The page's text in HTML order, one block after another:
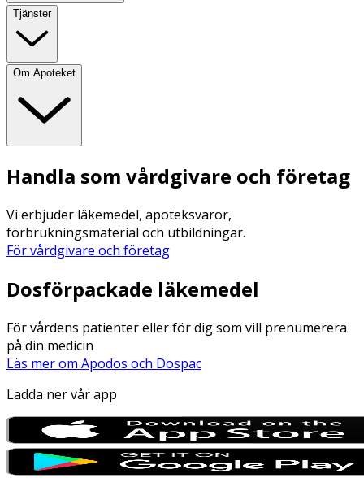
Tjänster
Om Apoteket
Handla som vårdgivare och företag
Vi erbjuder läkemedel, apoteksvaror,
förbrukningsmaterial och utbildningar.
För vårdgivare och företag
Dosförpackade läkemedel
För vårdens patienter eller för dig som vill prenumerera
på din medicin
Läs mer om Apodos och Dospac
Ladda ner vår app